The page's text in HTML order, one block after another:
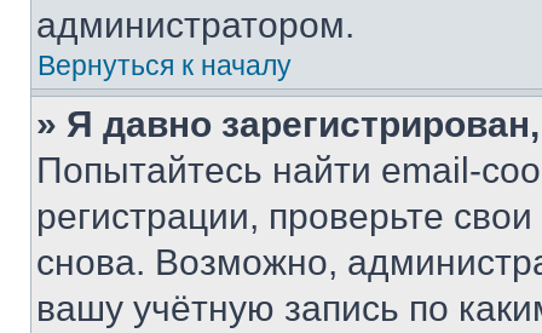
администратором.
Вернуться к началу
» Я давно
Попытайтесь найти email-
регистрации, проверьте
снова. Возможно,
вашу учётную запись по